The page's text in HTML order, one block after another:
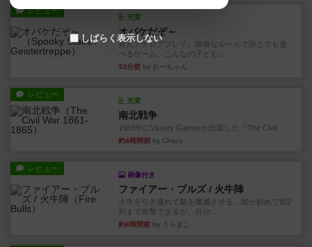
レビュー
充実
オバケだぞ～
対人アナログプレイ。簡単なルールで誰とでも遊
べるゲーム。こんなの子ども...
33分前 by おーちゃん
レビュー
充実
南北戦争
1983年にVictory Gamesが出版した『The Civil ...
約4時間前 by Chaco
レビュー
画像付き
ファイアー・ブルズ / 火牛陣
火牛を引き連れて敵を殲滅させる。縦か斜めで前2
列まで攻撃できるが、自分...
約6時間前 by うらまこ
しばらく表示しない